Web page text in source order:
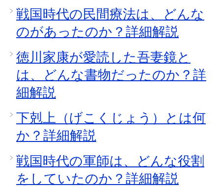
戦国時代の民間療法は、どんな
のがあったのか？詳細解説
徳川家康が愛読した吾妻鏡と
は、どんな書物だったのか？詳
細解説
下剋上（げこくじょう）とは何
か？詳細解説
戦国時代の軍師は、どんな役割
をしていたのか？詳細解説